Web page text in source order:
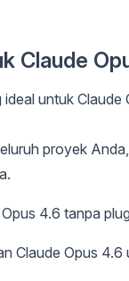
Claude
untuk Claude
proyek
4.6 tanpa
Claude Opus